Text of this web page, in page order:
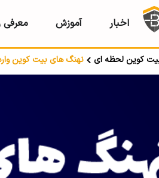
اخبار آموزش معرفی
بیت کوین لحظه ای نهنگ های بیت کوین